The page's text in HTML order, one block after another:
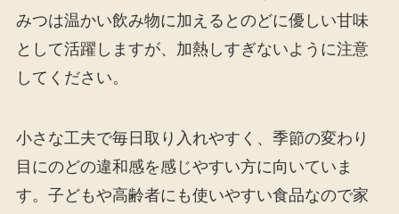
みつは温かい飲み物に加えるとのどに優しい甘味
として活躍しますが、加熱しすぎないように注意
してください。
小さな工夫で毎日取り入れやすく、季節の変わり
目にのどの違和感を感じやすい方に向いていま
す。子どもや高齢者にも使いやすい食品なので家